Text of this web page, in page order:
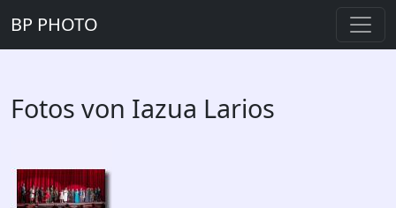
BP PHOTO
Fotos von Iazua Larios